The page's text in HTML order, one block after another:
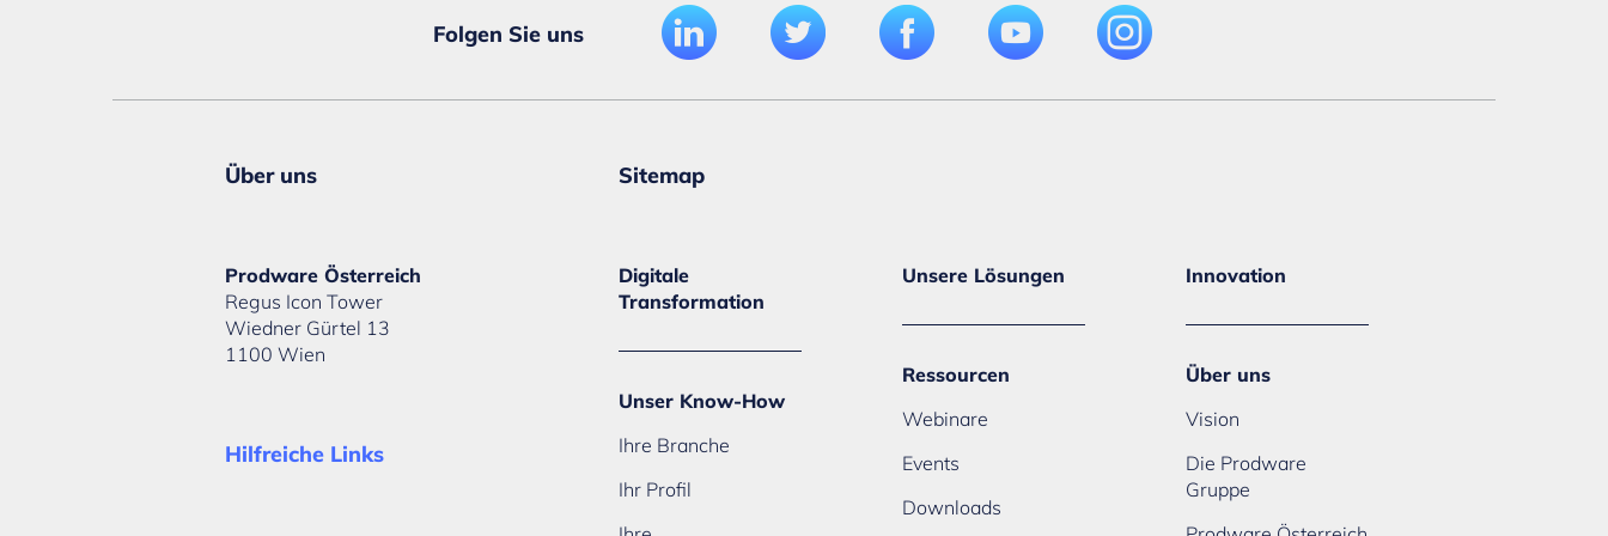
Folgen Sie uns
Über uns
Prodware Österreich
Regus Icon Tower
Wiedner Gürtel 13
1100 Wien
Hilfreiche Links
Sitemap
Digitale
Transformation
Unser Know-How
Ihre Branche
Ihr Profil
Unsere Lösungen
Ressourcen
Webinare
Events
Downloads
Innovation
Über uns
Vision
Die Prodware
Gruppe